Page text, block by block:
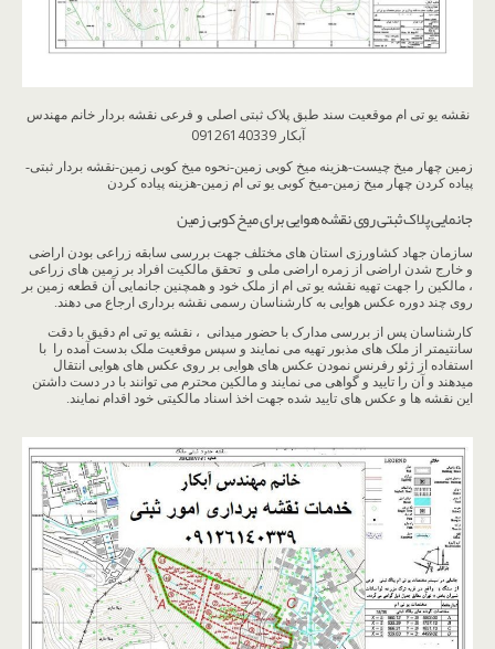
نقشه یو تی ام موقعیت سند طبق پلاک ثبتی اصلی و فرعی نقشه بردار خانم مهندس
آبکار 09126140339
زمین چهار میخ چیست-هزینه میخ کوبی زمین-نحوه میخ کوبی زمین-نقشه بردار ثبتی-
پیاده کردن چهار میخ زمین-میخ کوبی یو تی ام زمین-هزینه پیاده کردن
جانمایی پلاک ثبتی روی نقشه هوایی برای میخ کوبی زمین
سازمان جهاد کشاورزی استان های مختلف جهت بررسی سابقه زراعی بودن اراضی
و خارج شدن اراضی از زمره اراضی ملی و تحقق مالکیت افراد بر زمین های زراعی
، مالکین را جهت تهیه نقشه یو تی ام از ملک خود و همچنین جانمایی آن قطعه زمین بر
روی چند دوره عکس هوایی به کارشناسان رسمی نقشه برداری ارجاع می دهند.
کارشناسان پس از بررسی مدارک با حضور میدانی ، نقشه یو تی ام دقیق با دقت
سانتیمتر از ملک های مذبور تهیه می نمایند و سپس موقعیت ملک بدست آمده را با
استفاده از ژئو رفرنس نمودن عکس های هوایی بر روی عکس های هوایی انتقال
میدهند و آن را تایید و گواهی می نمایند و مالکین محترم می توانند با در دست داشتن
این نقشه ها و عکس های تایید شده جهت اخذ اسناد مالکیتی خود اقدام نمایند.